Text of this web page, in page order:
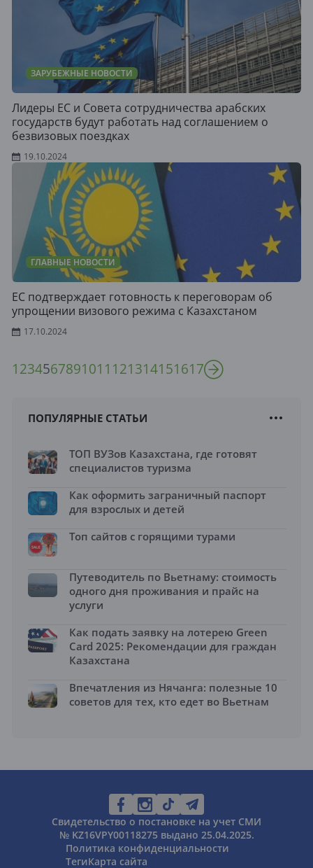
ЗАРУБЕЖНЫЕ НОВОСТИ
Лидеры ЕС и Совета сотрудничества арабских
государств будут работать над соглашением о
безвизовых поездках
19.10.2024
ГЛАВНЫЕ НОВОСТИ
ЕС подтверждает готовность к переговорам об
упрощении визового режима с Казахстаном
17.10.2024
1234567891011 121314151617
ПОПУЛЯРНЫЕ СТАТЬИ
ТОП ВУЗов Казахстана, где готовят
специалистов туризма
Как оформить заграничный паспорт
для взрослых и детей
Топ сайтов с горящими турами
Путеводитель по Вьетнаму: стоимость
одного дня проживания и прайс на
услуги
Как подать заявку на лотерею Green
Card 2025: Рекомендации для граждан
Казахстана
Впечатления из Нячанга: полезные 10
советов для тех, кто едет во Вьетнам
Свидетельство о постановке на учет СМИ
№ KZ16VPY00118275 выдано 25.04.2025.
Политика конфиденциальности
ТегиКарта сайта